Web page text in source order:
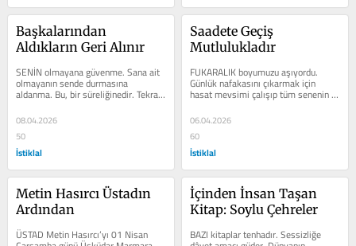
Başkalarından
Aldıkların Geri Alınır
SENİN olmayana güvenme. Sana ait
olmayanın sende durmasına
aldanma. Bu, bir süreliğinedir. Tekrar
sahibine döner… Senin olmayanın
sahibine...
08.04.2026
50
İstiklal
Saadete Geçiş
Mutlulukladır
FUKARALIK boyumuzu aşıyordu.
Günlük nafakasını çıkarmak için
hasat mevsimi çalışıp tüm senenin
yiyecek ve tohumluğu elde
edilmişse...
06.04.2026
60
İstiklal
Metin Hasırcı Üstadın
Ardından
ÜSTAD Metin Hasırcı’yı 01 Nisan
İçinden İnsan Taşan
Kitap: Soylu Çehreler
BAZI kitaplar tenhadır. Sessizliğe